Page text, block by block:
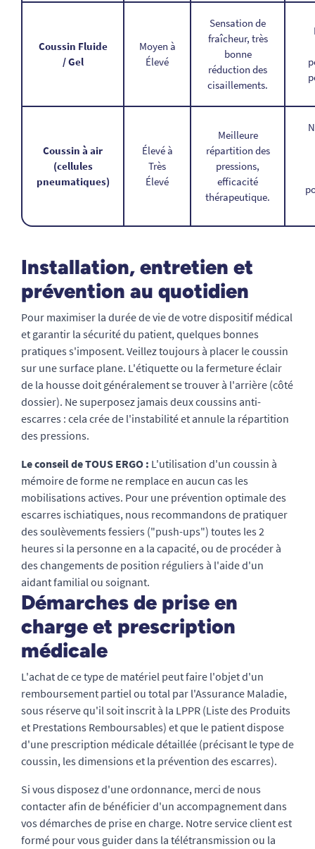
Coussin Fluide
/ Gel
Moyen à
Élevé
Sensation de
fraîcheur, très
bonne
réduction des
cisaillements.
Coussin à air
(cellules
pneumatiques)
Élevé à
Très
Élevé
Meilleure
répartition des
pressions,
efficacité
thérapeutique.
Installation, entretien et
prévention au quotidien
Pour maximiser la durée de vie de votre dispositif médical
et garantir la sécurité du patient, quelques bonnes
pratiques s'imposent. Veillez toujours à placer le coussin
sur une surface plane. L'étiquette ou la fermeture éclair
de la housse doit généralement se trouver à l'arrière (côté
dossier). Ne superposez jamais deux coussins anti-
escarres : cela crée de l'instabilité et annule la répartition
des pressions.
Le conseil de TOUS ERGO : L'utilisation d'un coussin à
mémoire de forme ne remplace en aucun cas les
mobilisations actives. Pour une prévention optimale des
escarres ischiatiques, nous recommandons de pratiquer
des soulèvements fessiers ("push-ups") toutes les 2
heures si la personne en a la capacité, ou de procéder à
des changements de position réguliers à l'aide d'un
aidant familial ou soignant.
Démarches de prise en
charge et prescription
médicale
L'achat de ce type de matériel peut faire l'objet d'un
remboursement partiel ou total par l'Assurance Maladie,
sous réserve qu'il soit inscrit à la LPPR (Liste des Produits
et Prestations Remboursables) et que le patient dispose
d'une prescription médicale détaillée (précisant le type de
coussin, les dimensions et la prévention des escarres).
Si vous disposez d'une ordonnance, merci de nous
contacter afin de bénéficier d'un accompagnement dans
vos démarches de prise en charge. Notre service client est
formé pour vous guider dans la télétransmission ou la